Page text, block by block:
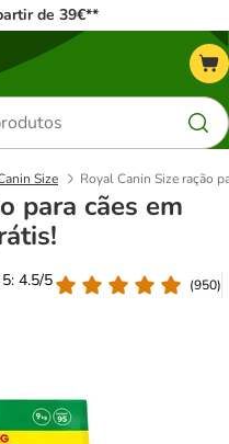
de 39€**
Size Royal Canin Size ração
para cães em
4.5/5
(950)